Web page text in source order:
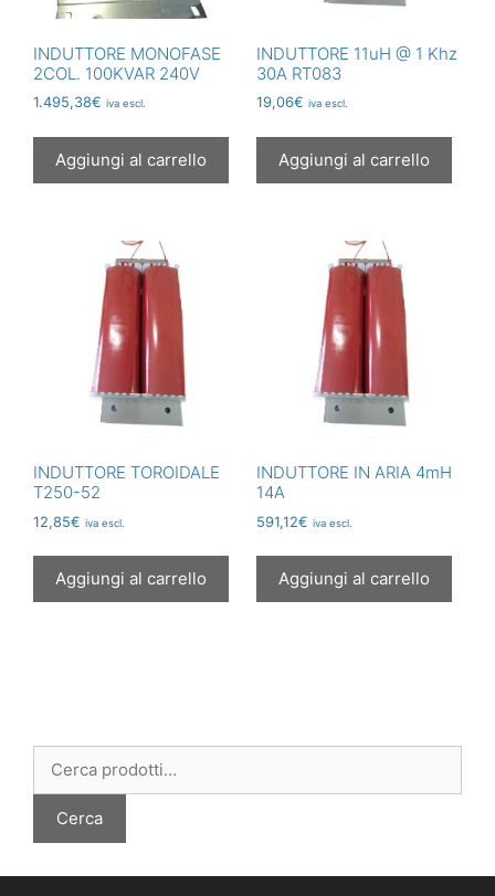
INDUTTORE MONOFASE
2COL. 100KVAR 240V
1.495,38€ iva escl.
Aggiungi al carrello
INDUTTORE 11uH @ 1 Khz
30A RT083
19,06€ iva escl.
Aggiungi al carrello
INDUTTORE TOROIDALE
T250-52
12,85€ iva escl.
Aggiungi al carrello
INDUTTORE IN ARIA 4mH
14A
591,12€ iva escl.
Aggiungi al carrello
Cerca:
Cerca